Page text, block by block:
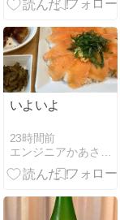
いよいよ
23時間前